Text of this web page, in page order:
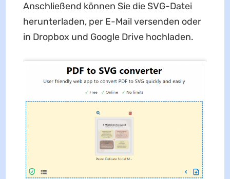
Anschließend können Sie die SVG-Datei
herunterladen, per E-Mail versenden oder
in Dropbox und Google Drive hochladen.